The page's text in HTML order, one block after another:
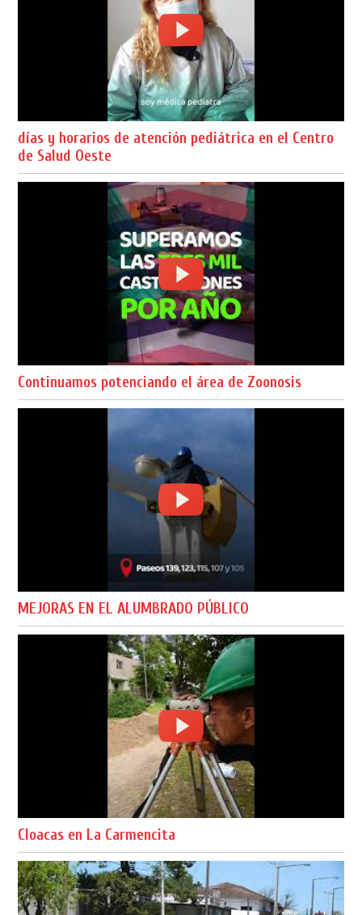
días y horarios de atención pediátrica en el Centro
de Salud Oeste
Continuamos potenciando el área de Zoonosis
MEJORAS EN EL ALUMBRADO PÚBLICO
Cloacas en La Carmencita